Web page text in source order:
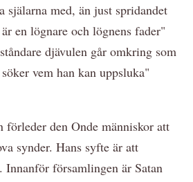
själarna med, än just spridandet
en lögnare och lögnens fader"
djävulen går omkring som
vem han kan uppsluka"
den Onde människor att
synder. Hans syfte är att
församlingen är Satan